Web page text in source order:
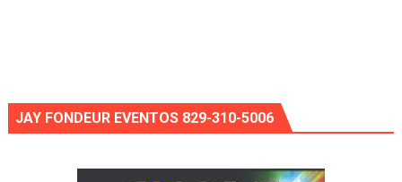
JAY FONDEUR EVENTOS 829-310-5006